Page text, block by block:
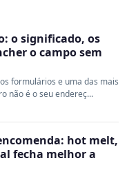
o significado, os
o campo sem
formulários e uma das mais
não é o seu endereç...
hot melt,
fecha melhor a